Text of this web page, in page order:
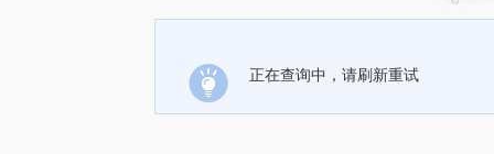
正在查询中，请刷新重试